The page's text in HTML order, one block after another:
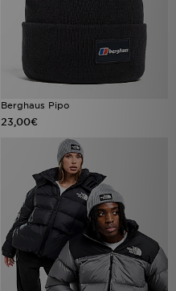
Berghaus Pipo
23,00€